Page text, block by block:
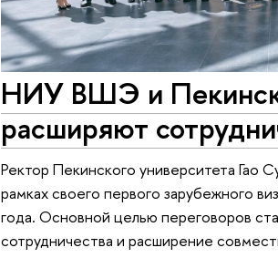
НИУ ВШЭ и
расширяют
Ректор Пекинского университета Гао
рамках своего первого зарубежного
года. Основной целью переговоров
сотрудничества и расширение